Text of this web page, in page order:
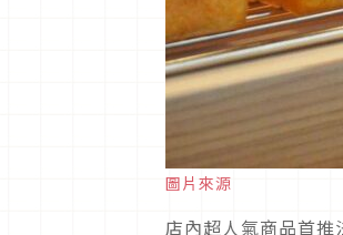
圖片來源
店內超人氣商品首